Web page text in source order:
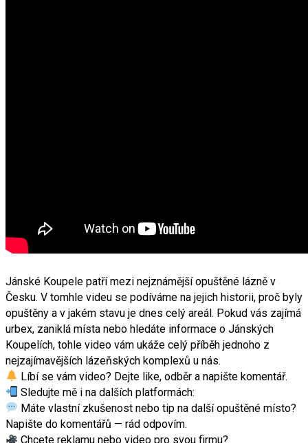
Jánské Koupele patří mezi nejznámější opuštěné lázně v
Česku. V tomhle videu se podíváme na jejich historii, proč byly
opuštěny a v jakém stavu je dnes celý areál. Pokud vás zajímá
urbex, zaniklá místa nebo hledáte informace o Jánských
Koupelích, tohle video vám ukáže celý příběh jednoho z
nejzajímavějších lázeňských komplexů u nás.
Líbí se vám video? Dejte like, odběr a napište komentář.
Sledujte mě i na dalších platformách:
Máte vlastní zkušenost nebo tip na další opuštěné místo?
Napište do komentářů — rád odpovím.
Chcete reklamu nebo video pro svou firmu?